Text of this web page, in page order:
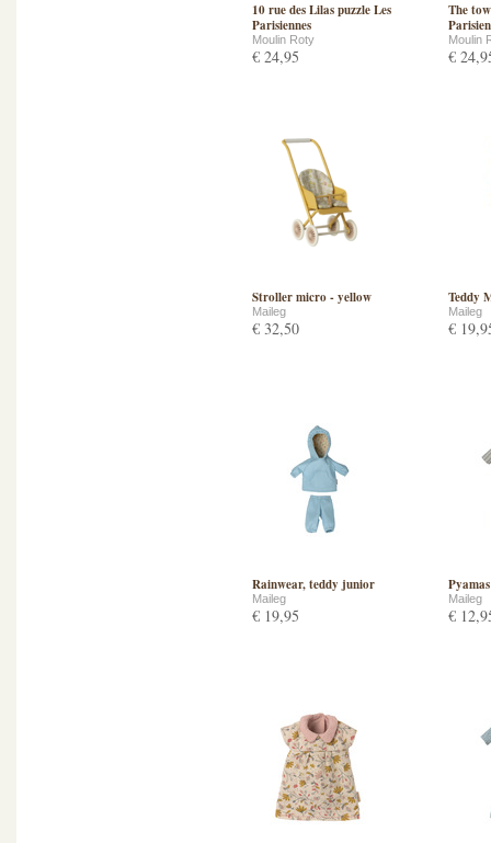
10 rue des Lilas puzzle Les
Parisiennes
Moulin Roty
€ 24,95
The
Moulin
€
Stroller micro - yellow
Maileg
€ 32,50
Teddy
Maileg
€
Rainwear, teddy junior
Maileg
€ 19,95
Maileg
€